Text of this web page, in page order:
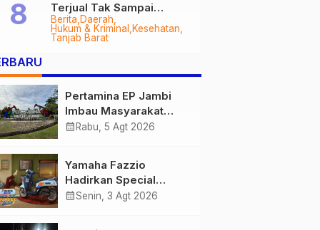
Berita Daerah
Hukum & Kriminal
Kesehatan
Tanjab Barat
Terjual Tak Sampai
Setahun, Indra Safari
Desak Audit Menyeluruh
Pertamina EP Jambi
Imbau Masyarakat
Tidak Beraktivitas di
Bersama
calendar_month Rabu, 5 Agt 2026
Yamaha Fazzio
Hadirkan Special
Edition Sunset Blue,
calendar_monthSenin, 3 Agt 2026